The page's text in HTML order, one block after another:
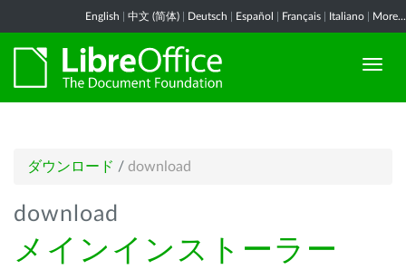
English 中文 (简体) Deutsch Español Français Italiano More...
ダウンロード / download
download
メインインストーラー